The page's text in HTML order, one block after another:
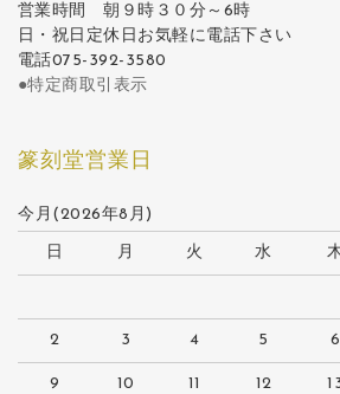
営業時間 朝９時３０分～6時
日・祝日定休日お気軽に電話下さい
電話075-392-3580
●特定商取引表示
篆刻堂営業日
今月(2026年8月)
日 月 火 水
2 3 4 5 6
9 10 11 12